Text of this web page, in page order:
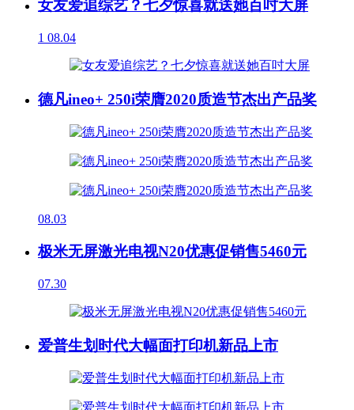
女友爱追综艺？七夕惊喜就送她百吋大屏
1 08.04
德凡ineo+ 250i荣膺2020质造节杰出产品奖
08.03
极米无屏激光电视N20优惠促销售5460元
07.30
爱普生划时代大幅面打印机新品上市